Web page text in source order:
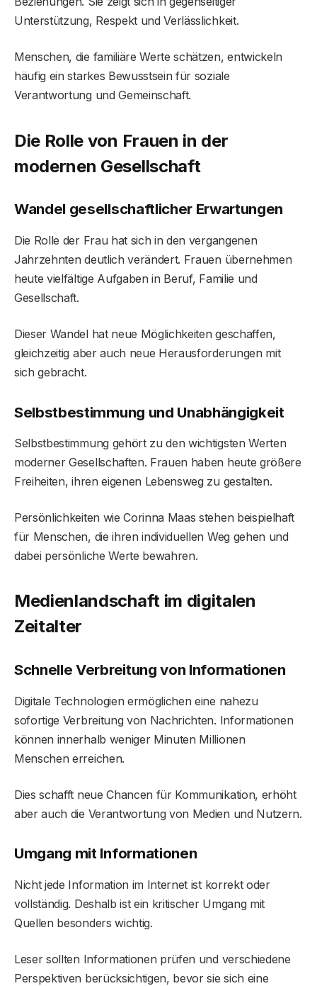
Unterstützung, Respekt und Verlässlichkeit.
Menschen, die familiäre Werte schätzen, entwickeln
häufig ein starkes Bewusstsein für soziale
Verantwortung und Gemeinschaft.
Die Rolle von Frauen in der
modernen Gesellschaft
Wandel gesellschaftlicher Erwartungen
Die Rolle der Frau hat sich in den vergangenen
Jahrzehnten deutlich verändert. Frauen übernehmen
heute vielfältige Aufgaben in Beruf, Familie und
Gesellschaft.
Dieser Wandel hat neue Möglichkeiten geschaffen,
gleichzeitig aber auch neue Herausforderungen mit
sich gebracht.
Selbstbestimmung und Unabhängigkeit
Selbstbestimmung gehört zu den wichtigsten Werten
moderner Gesellschaften. Frauen haben heute größere
Freiheiten, ihren eigenen Lebensweg zu gestalten.
Persönlichkeiten wie Corinna Maas stehen beispielhaft
für Menschen, die ihren individuellen Weg gehen und
dabei persönliche Werte bewahren.
Medienlandschaft im digitalen
Zeitalter
Schnelle Verbreitung von Informationen
Digitale Technologien ermöglichen eine nahezu
sofortige Verbreitung von Nachrichten. Informationen
können innerhalb weniger Minuten Millionen
Menschen erreichen.
Dies schafft neue Chancen für Kommunikation, erhöht
aber auch die Verantwortung von Medien und Nutzern.
Umgang mit Informationen
Nicht jede Information im Internet ist korrekt oder
vollständig. Deshalb ist ein kritischer Umgang mit
Quellen besonders wichtig.
Leser sollten Informationen prüfen und verschiedene
Perspektiven berücksichtigen, bevor sie sich eine